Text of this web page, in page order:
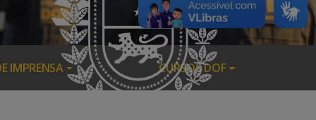
IMPRENSA CURSOS DOF